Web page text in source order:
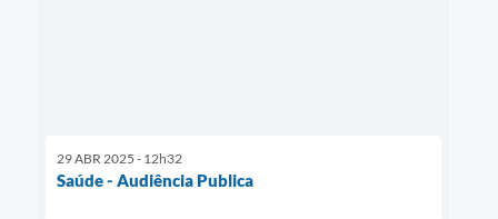
29 ABR 2025 - 12h32
Saúde - Audiência Publica